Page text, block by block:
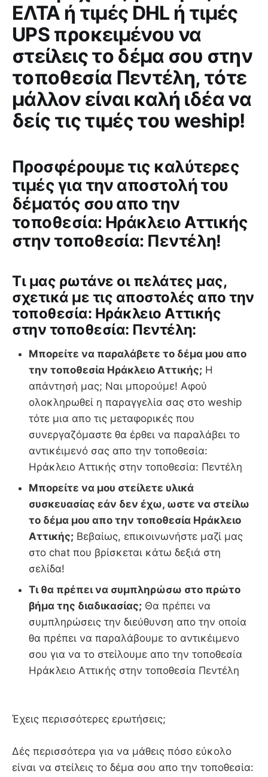
ΕΛΤΑ ή τιμές DHL ή τιμές
UPS προκειμένου να
στείλεις το δέμα σου στην
τοποθεσία Πεντέλη, τότε
μάλλον είναι καλή ιδέα να
δείς τις τιμές του weship!
Προσφέρουμε τις καλύτερες
τιμές για την αποστολή του
δέματός σου απο την
τοποθεσία: Ηράκλειο Αττικής
στην τοποθεσία: Πεντέλη!
Tι μας ρωτάνε οι πελάτες μας,
σχετικά με τις αποστολές απο την
τοποθεσία: Ηράκλειο Αττικής
στην τοποθεσία: Πεντέλη:
Μπορείτε να παραλάβετε το δέμα μου απο
την τοποθεσία Ηράκλειο Αττικής; Η
απάντησή μας; Ναι μπορούμε! Αφού
ολοκληρωθεί η παραγγελία σας στο weship
τότε μια απο τις μεταφορικές που
συνεργαζόμαστε θα έρθει να παραλάβει το
αντικέιμενό σας απο την τοποθεσία:
Ηράκλειο Αττικής στην τοποθεσία: Πεντέλη
Μπορείτε να μου στείλετε υλικά
συσκευασίας εάν δεν έχω, ωστε να στείλω
το δέμα μου απο την τοποθεσία Ηράκλειο
Αττικής; Βεβαίως, επικοινωνήστε μαζί μας
στο chat που βρίσκεται κάτω δεξιά στη
σελίδα!
Τι θα πρέπει να συμπληρώσω στο πρώτο
βήμα της διαδικασίας; Θα πρέπει να
συμπληρώσεις την διεύθυνση απο την οποία
θα πρέπει να παραλάβουμε το αντικέιμενο
σου για να το στείλουμε απο την τοποθεσία
Ηράκλειο Αττικής στην τοποθεσία Πεντέλη
Έχεις περισσότερες ερωτήσεις;
Δές περισσότερα για να μάθεις πόσο εύκολο
είναι να στείλεις το δέμα σου απο την τοποθεσία: